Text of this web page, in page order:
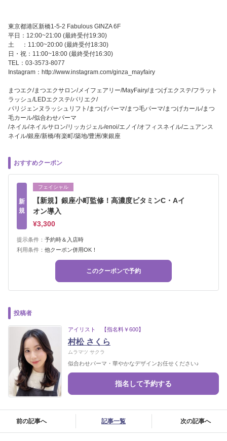
東京都港区新橋1-5-2 Fabulous GINZA 6F
平日：12:00~21:00 (最終受付19:30)
土 ：11:00~20:00 (最終受付18:30)
日・祝：11:00~18:00 (最終受付16:30)
TEL：03-3573-8077
Instagram：http://www.instagram.com/ginza_mayfairy
まつエク/まつエクサロン/メイフェアリー/MayFairy/まつげエクステ/フラット
ラッシュ/LEDエクステ/パリエク/
パリジェンヌラッシュリフト/まつげパーマ/まつ毛パーマ/まつげカール/まつ
毛カール/似合わせパーマ
/ネイル/ネイルサロン/リッカジェル/enoi/エノイ/オフィスネイル/ニュアンス
ネイル/銀座/新橋/有楽町/築地/豊洲/東銀座
おすすめクーポン
新
規
フェイシャル
【新規】銀座小町監修！高濃度ビタミンC・Aイ
オン導入
¥3,300
提示条件： 予約時＆入店時
利用条件： 他クーポン併用OK！
このクーポンで予約
投稿者
アイリスト 【指名料￥600】
村松 さくら
ムラマツ サクラ
似合わせパーマ・華やかなデザインお任せください♪
指名して予約する
前の記事へ 記事一覧 次の記事へ